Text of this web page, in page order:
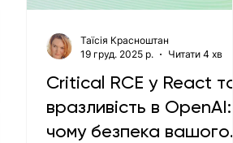
Critical RCE у React та
вразливість в OpenAI:
чому безпека вашого
Таїсія Красноштан
19 груд. 2025 р.
Читати 4 хв